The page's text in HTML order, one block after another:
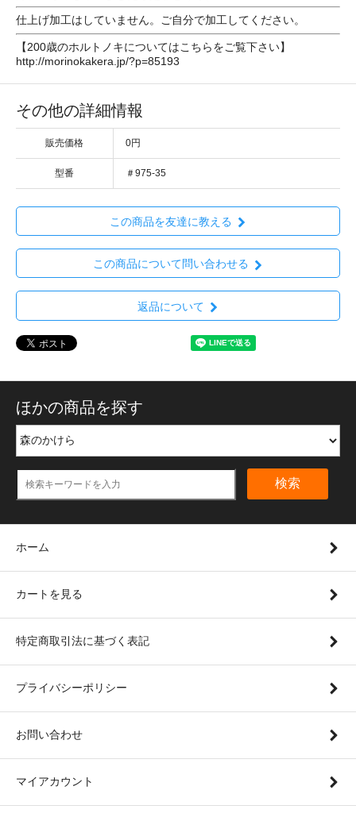
仕上げ加工はしていません。ご自分で加工してください。
【200歳のホルトノキについてはこちらをご覧下さい】
http://morinokakera.jp/?p=85193
その他の詳細情報
販売価格 0円
型番 ＃975-35
この商品を友達に教える
この商品について問い合わせる
返品について
ほかの商品を探す
検索
ホーム
カートを見る
特定商取引法に基づく表記
プライバシーポリシー
お問い合わせ
マイアカウント